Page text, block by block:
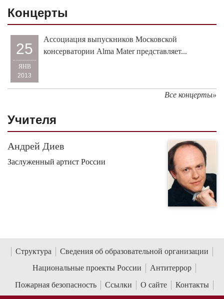
Концерты
25
ЯНВ
2013
Ассоциация выпускников Московской
консерватории Alma Mater представляет...
Все концерты»
Учителя
Андрей Диев
Заслуженный артист России
Структура
Сведения об образовательной организации
Национальные проекты России
Антитеррор
Пожарная безопасность
Ссылки О сайте Контакты